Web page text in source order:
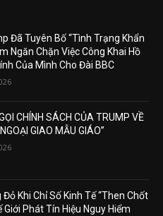
Đã Tuyên Bố “Tình Trạng Khẩn
Ngăn Chặn Việc Công Khai Hồ
Của Mình Cho Đài BBC
CHÍNH SÁCH CỦA TRUMP VỀ
GIAO MẪU GIÁO”
Đỏ Khi Chỉ Số Kinh Tế “Then Chốt
Giới Phát Tín Hiệu Nguy Hiểm